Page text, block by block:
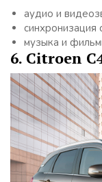
аудио и
музыка и
6. Citroen